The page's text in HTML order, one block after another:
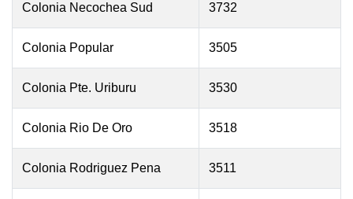
Colonia Necochea Sud 3732
Colonia Popular 3505
Colonia Pte. Uriburu 3530
Colonia Rio De Oro 3518
Colonia Rodriguez Pena 3511